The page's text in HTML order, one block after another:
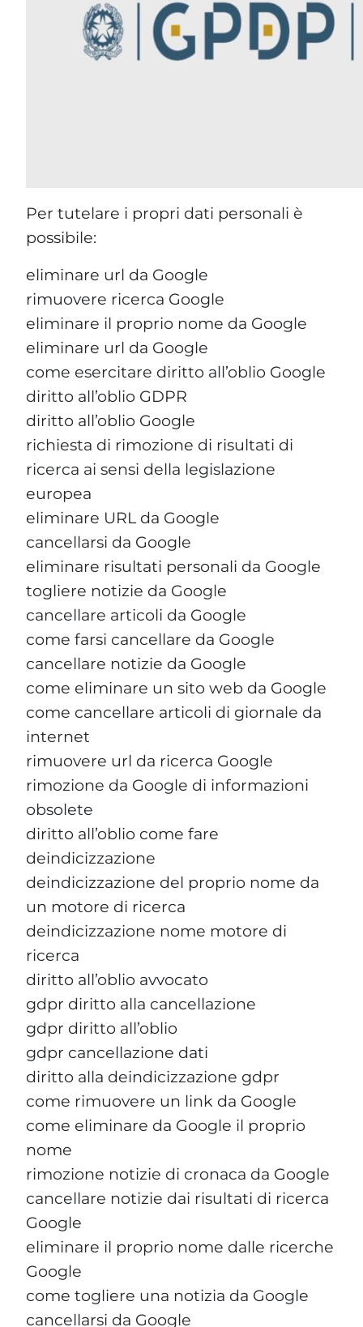
Per tutelare i propri dati personali è
possibile:
eliminare url da Google
rimuovere ricerca Google
eliminare il proprio nome da Google
eliminare url da Google
come esercitare diritto all’oblio Google
diritto all’oblio GDPR
diritto all’oblio Google
richiesta di rimozione di risultati di
ricerca ai sensi della legislazione
europea
eliminare URL da Google
cancellarsi da Google
eliminare risultati personali da Google
togliere notizie da Google
cancellare articoli da Google
come farsi cancellare da Google
cancellare notizie da Google
come eliminare un sito web da Google
come cancellare articoli di giornale da
internet
rimuovere url da ricerca Google
rimozione da Google di informazioni
obsolete
diritto all’oblio come fare
deindicizzazione
deindicizzazione del proprio nome da
un motore di ricerca
deindicizzazione nome motore di
ricerca
diritto all’oblio avvocato
gdpr diritto alla cancellazione
gdpr diritto all’oblio
gdpr cancellazione dati
diritto alla deindicizzazione gdpr
come rimuovere un link da Google
come eliminare da Google il proprio
nome
rimozione notizie di cronaca da Google
cancellare notizie dai risultati di ricerca
Google
eliminare il proprio nome dalle ricerche
Google
come togliere una notizia da Google
cancellarsi da Google